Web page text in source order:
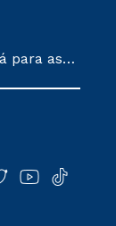
para as
de